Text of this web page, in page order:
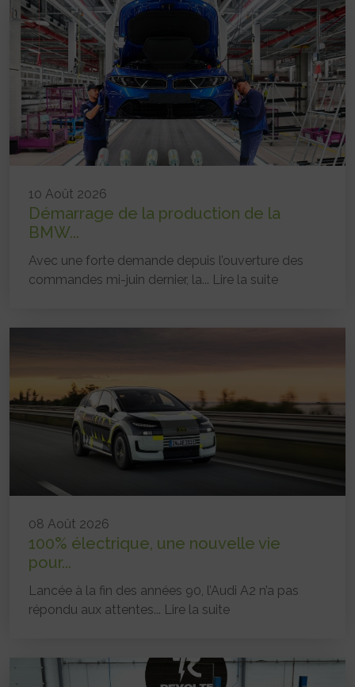
10 Août 2026
Démarrage de la production de la
BMW...
Avec une forte demande depuis l’ouverture des
commandes mi-juin dernier, la... Lire la suite
08 Août 2026
100% électrique, une nouvelle vie
pour...
Lancée à la fin des années 90, l’Audi A2 n’a pas
répondu aux attentes... Lire la suite